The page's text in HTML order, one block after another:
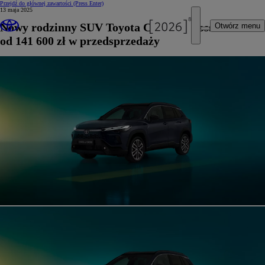
Przejdź do głównej zawartości (Press Enter)
Otwórz menu
13 maja 2025
Nowy rodzinny SUV Toyota Corolla Cross
od 141 600 zł w przedsprzedaży